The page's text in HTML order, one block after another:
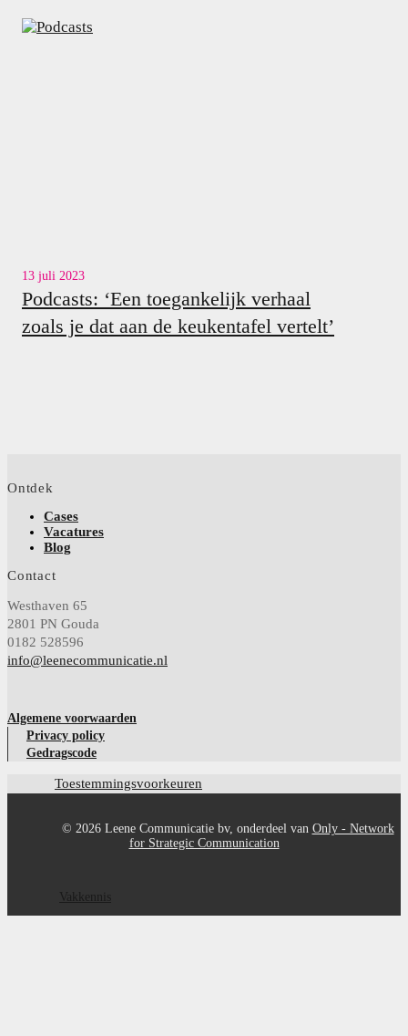
Vakkennis
13 juli 2023
Podcasts: ‘Een toegankelijk verhaal
zoals je dat aan de keukentafel vertelt’
Ontdek
Cases
Vacatures
Blog
Contact
Westhaven 65
2801 PN Gouda
0182 528596
info@leenecommunicatie.nl
Algemene voorwaarden
Privacy policy
Gedragscode
Toestemmingsvoorkeuren
© 2026 Leene Communicatie bv, onderdeel van Only - Network
for Strategic Communication